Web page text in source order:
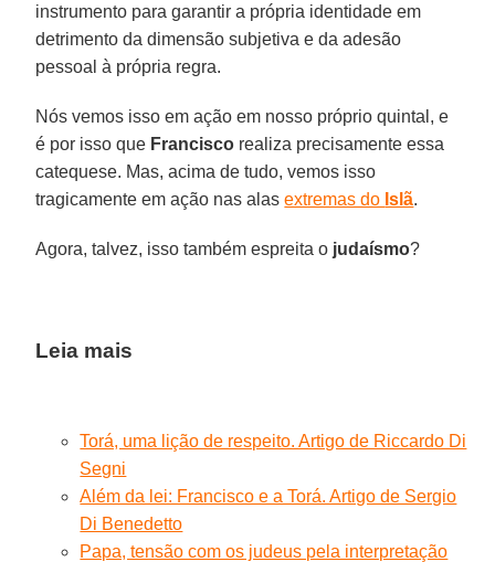
instrumento para garantir a própria identidade em
detrimento da dimensão subjetiva e da adesão
pessoal à própria regra.
Nós vemos isso em ação em nosso próprio quintal, e
é por isso que Francisco realiza precisamente essa
catequese. Mas, acima de tudo, vemos isso
tragicamente em ação nas alasextremas do Islã.
Agora, talvez, isso também espreita o judaísmo?
Leia mais
Torá, uma lição de respeito. Artigo de Riccardo Di
Segni
Além da lei: Francisco e a Torá. Artigo de Sergio
Di Benedetto
Papa, tensão com os judeus pela interpretação